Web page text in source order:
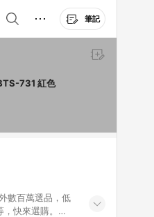
筆記
KINYO 繽紛隨行藍牙讀卡喇叭 附USB充電線 + 掛繩 115 x 80 x 38mm 205g BTS-731 紅色
數百萬選品，低
快來選購。